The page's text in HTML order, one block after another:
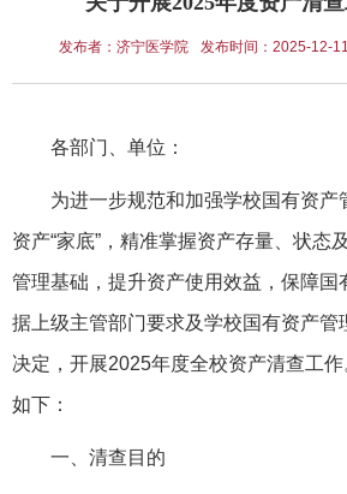
发布者：济宁医学院 发布时间：2025-12-11
各部门、单位：
为进一步规范和加强学校国有资产
资产“家底”，精准掌握资产存量、状态
管理基础，提升资产使用效益，保障国
据上级主管部门要求及学校国有资产管
决定，开展2025年度全校资产清查工
如下：
一、清查目的